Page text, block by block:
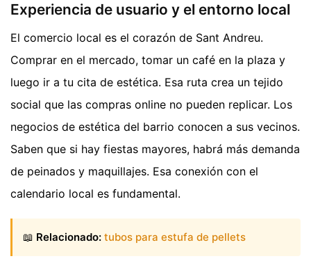
Experiencia de usuario y el entorno local
El comercio local es el corazón de Sant Andreu.
Comprar en el mercado, tomar un café en la plaza y
luego ir a tu cita de estética. Esa ruta crea un tejido
social que las compras online no pueden replicar. Los
negocios de estética del barrio conocen a sus vecinos.
Saben que si hay fiestas mayores, habrá más demanda
de peinados y maquillajes. Esa conexión con el
calendario local es fundamental.
📖 Relacionado: tubos para estufa de pellets